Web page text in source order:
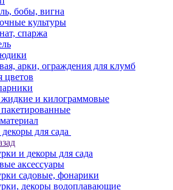
бобы, вигна
культуры
спаржа
арки, ограждения для клумб
цветов
жидкие и килограммовые
для сада
и декоры для сада
аксессуары
садовые, фонарики
декоры водоплавающие